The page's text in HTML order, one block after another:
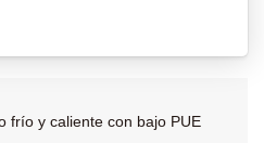
frío y caliente con bajo PUE